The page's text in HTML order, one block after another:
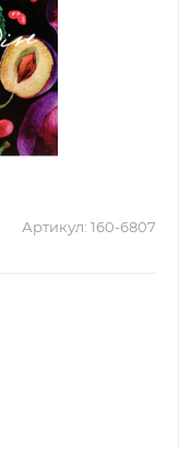
Артикул: 160-6807